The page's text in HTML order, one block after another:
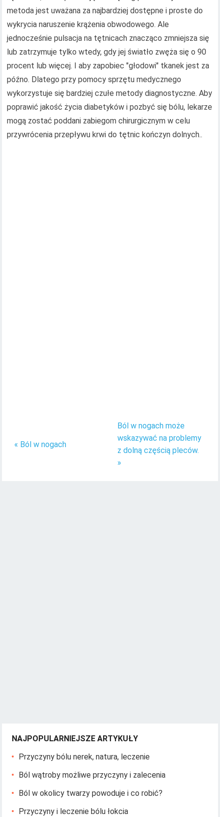
metoda jest uważana za najbardziej dostępne i proste do
wykrycia naruszenie krążenia obwodowego. Ale
jednocześnie pulsacja na tętnicach znacząco zmniejsza się
lub zatrzymuje tylko wtedy, gdy jej światło zwęża się o 90
procent lub więcej. I aby zapobiec "głodowi" tkanek jest za
późno. Dlatego przy pomocy sprzętu medycznego
wykorzystuje się bardziej czułe metody diagnostyczne. Aby
poprawić jakość życia diabetyków i pozbyć się bólu, lekarze
mogą zostać poddani zabiegom chirurgicznym w celu
przywrócenia przepływu krwi do tętnic kończyn dolnych..
« Ból w nogach
Ból w nogach może
wskazywać na problemy
z dolną częścią pleców.
»
NAJPOPULARNIEJSZE ARTYKUŁY
Przyczyny bólu nerek, natura, leczenie
Ból wątroby możliwe przyczyny i zalecenia
Ból w okolicy twarzy powoduje i co robić?
Przyczyny i leczenie bólu łokcia